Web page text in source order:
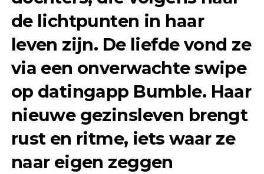
de lichtpunten in haar
leven zijn. De liefde vond ze
via een onverwachte swipe
op datingapp Bumble. Haar
nieuwe gezinsleven brengt
rust en ritme, iets waar ze
naar eigen zeggen